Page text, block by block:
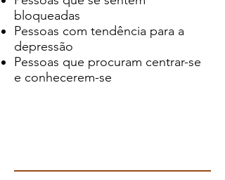
bloqueadas
Pessoas com tendência para a
depressão
Pessoas que procuram centrar-se
e conhecerem-se